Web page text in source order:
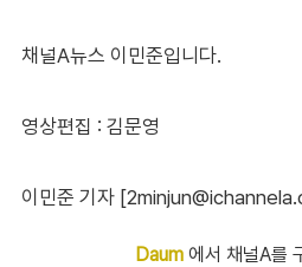
채널A뉴스 이민준입니다.
영상편집 : 김문영
이민준 기자
Daum에서 채널A를